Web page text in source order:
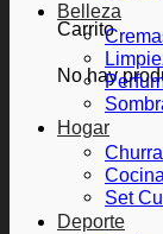
Carrito
No hay
Belleza
Hogar
Cocina
Set
Deporte